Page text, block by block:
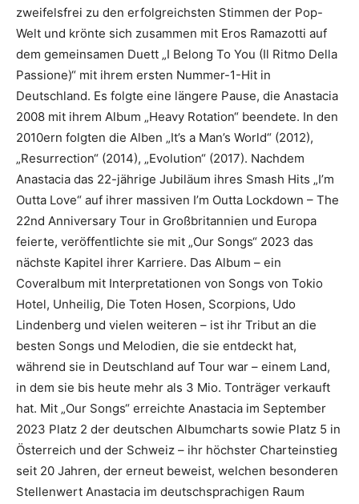
zweifelsfrei zu den erfolgreichsten Stimmen der Pop-
Welt und krönte sich zusammen mit Eros Ramazotti auf
dem gemeinsamen Duett „I Belong To You (Il Ritmo Della
Passione)“ mit ihrem ersten Nummer-1-Hit in
Deutschland. Es folgte eine längere Pause, die Anastacia
2008 mit ihrem Album „Heavy Rotation“ beendete. In den
2010ern folgten die Alben „It’s a Man’s World“ (2012),
„Resurrection“ (2014), „Evolution“ (2017). Nachdem
Anastacia das 22-jährige Jubiläum ihres Smash Hits „I’m
Outta Love“ auf ihrer massiven I’m Outta Lockdown – The
22nd Anniversary Tour in Großbritannien und Europa
feierte, veröffentlichte sie mit „Our Songs“ 2023 das
nächste Kapitel ihrer Karriere. Das Album – ein
Coveralbum mit Interpretationen von Songs von Tokio
Hotel, Unheilig, Die Toten Hosen, Scorpions, Udo
Lindenberg und vielen weiteren – ist ihr Tribut an die
besten Songs und Melodien, die sie entdeckt hat,
während sie in Deutschland auf Tour war – einem Land,
in dem sie bis heute mehr als 3 Mio. Tonträger verkauft
hat. Mit „Our Songs“ erreichte Anastacia im September
2023 Platz 2 der deutschen Albumcharts sowie Platz 5 in
Österreich und der Schweiz – ihr höchster Charteinstieg
seit 20 Jahren, der erneut beweist, welchen besonderen
Stellenwert Anastacia im deutschsprachigen Raum